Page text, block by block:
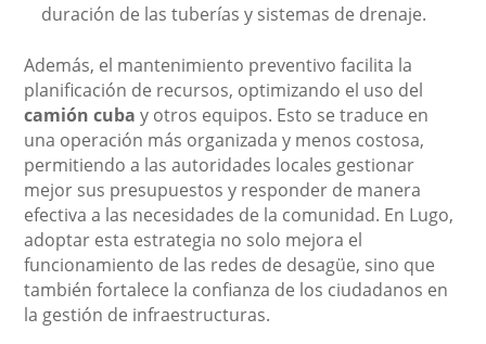
duración de las tuberías y sistemas de drenaje.
Además, el mantenimiento preventivo facilita la
planificación de recursos, optimizando el uso del
camión cuba y otros equipos. Esto se traduce en
una operación más organizada y menos costosa,
permitiendo a las autoridades locales gestionar
mejor sus presupuestos y responder de manera
efectiva a las necesidades de la comunidad. En Lugo,
adoptar esta estrategia no solo mejora el
funcionamiento de las redes de desagüe, sino que
también fortalece la confianza de los ciudadanos en
la gestión de infraestructuras.